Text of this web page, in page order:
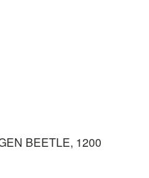
BEETLE, 1200